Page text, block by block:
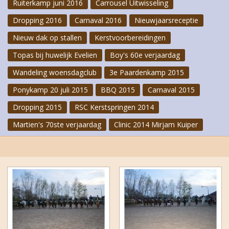
Ruiterkamp juni 2016
Carrousel Uitwisseling
Dropping 2016
Carnaval 2016
Nieuwjaarsreceptie
Nieuw dak op stallen
Kerstvoorbereidingen
Topas bij huwelijk Evelien
Boy's 60e verjaardag
Wandeling woensdagclub
3e Paardenkamp 2015
Ponykamp 20 juli 2015
BBQ 2015
Carnaval 2015
Dropping 2015
RSC Kerstspringen 2014
Martien's 70ste verjaardag
Clinic 2014 Mirjam Kuiper